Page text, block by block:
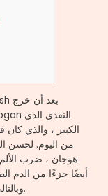
هوجان ، ضرب الألم
وبالتالي ولدت خصمًا آخر لإدارة هوجان في ذلك الوقت.